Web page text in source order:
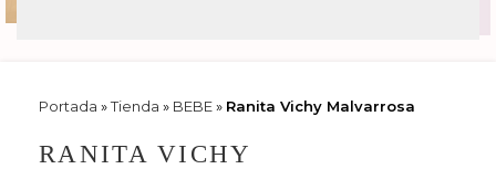
Portada »Tienda » BEBE» Ranita Vichy Malvarrosa
RANITA VICHY